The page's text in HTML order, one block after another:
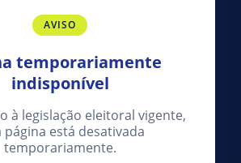
AVISO
temporariamente
indisponível
à legislação eleitoral vigente,
página está desativada
temporariamente.